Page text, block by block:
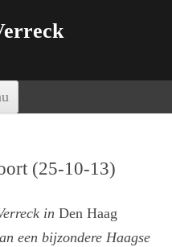
(25-10-13)
inDen Haag
een bijzondere Haagse